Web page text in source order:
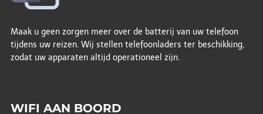
Maak u geen zorgen meer over de batterij van uw telefoon
tijdens uw reizen. Wij stellen telefoonladers ter beschikking,
zodat uw apparaten altijd operationeel zijn.
WIFI AAN BOORD